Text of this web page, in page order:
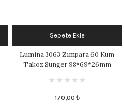
Sepete Ekle
Lumina 3063 Zımpara 60 Kum
Takoz Sünger 98*69*26mm
170,00 ₺